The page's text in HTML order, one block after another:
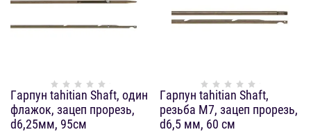
Гарпун tahitian Shaft, один
флажок, зацеп прорезь,
d6,25мм, 95см
Гарпун tahitian Shaft,
резьба М7, зацеп прорезь,
d6,5 мм, 60 см